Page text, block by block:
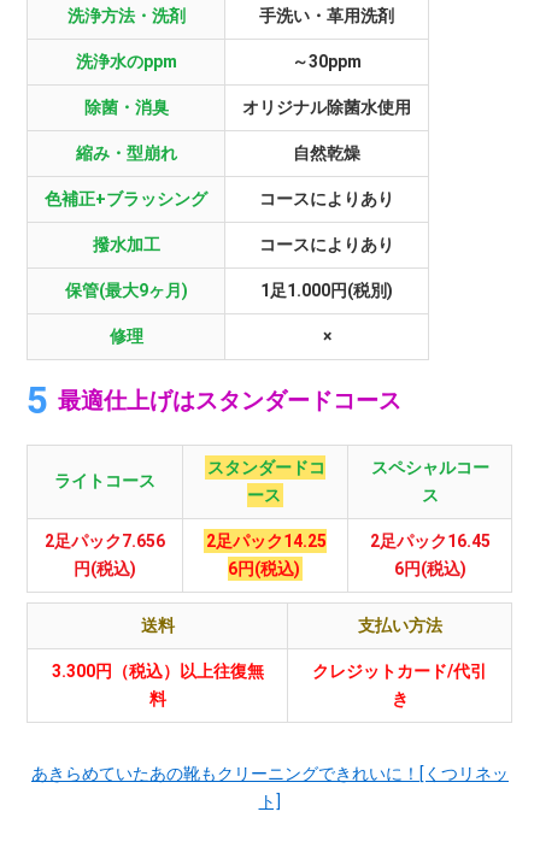
洗浄方法・洗剤 手洗い・革用洗剤
洗浄水のppm ～30ppm
除菌・消臭 オリジナル除菌水使用
縮み・型崩れ 自然乾燥
色補正+ブラッシング コースによりあり
撥水加工 コースによりあり
保管(最大9ヶ月) 1足1.000円(税別)
修理 ×
最適仕上げはスタンダードコース
ライトコース
スタンダードコ
ース
スペシャルコー
ス
2足パック7.656
円(税込)
2足パック14.25
6円(税込)
2足パック16.45
6円(税込)
送料 支払い方法
3.300円（税込）以上往復無
料
クレジットカード/代引
き
あきらめていたあの靴もクリーニングできれいに！[くつリネッ
ト]